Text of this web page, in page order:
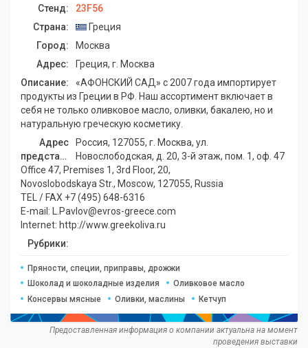
Стенд:
23F56
Страна:
Греция
Город:
Москва
Адрес:
Греция, г. Москва
Описание:
«АФОНСКИЙ САД» с 2007 года импортирует
продукты из Греции в РФ. Наш ассортимент включает в
себя не только оливковое масло, оливки, бакалею, но и
натуральную греческую косметику.
Адрес
представительства:
Россия, 127055, г. Москва, ул.
Новослободская, д. 20, 3-й этаж, пом. 1, оф. 47
Office 47, Premises 1, 3rd Floor, 20,
Novoslobodskaya Str., Moscow, 127055, Russia
TEL / FAX +7 (495) 648-6316
E-mail: L.Pavlov@evros-greece.com
Internet: http://www.greekoliva.ru
Рубрики:
Пряности, специи, приправы, дрожжи
Шоколад и шоколадные изделия
Оливковое масло
Консервы мясные
Оливки, маслины Кетчуп
Предоставленная информация о компании актуальна на момент
проведения выставки